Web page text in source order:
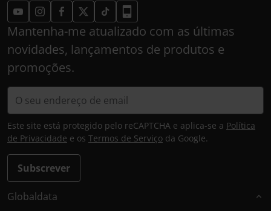
Mantenha-me atualizado com as últimas
novidades, lançamentos de produtos e
promoções.
Subscrever
Este site está protegido pelo reCAPTCHA e aplica-se a Política
de Privacidade e os Termos de Serviço da Google.
Globaldata